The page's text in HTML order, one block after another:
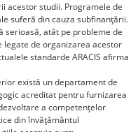
acestor studii. Programele de
suferă din cauza subfinanţării.
serioasă, atât pe probleme de
de organizarea acestor
standarde ARACIS afirma
există un departament de
acreditat pentru furnizarea
a competențelor
din învățământul